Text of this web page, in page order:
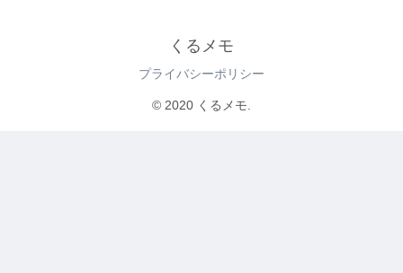
くるメモ
プライバシーポリシー
© 2020 くるメモ.